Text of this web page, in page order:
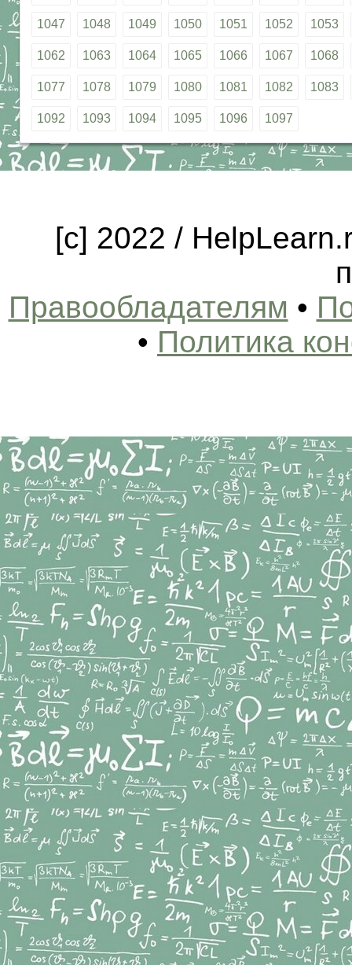
1047 1048 1049 1050 1051 1052 1053
1062 1063 1064 1065 1066 1067 1068
1077 1078 1079 1080 1081 1082 1083
1092 1093 1094 1095 1096 1097
[c] 2022 /
Правообладателям •
• Политика